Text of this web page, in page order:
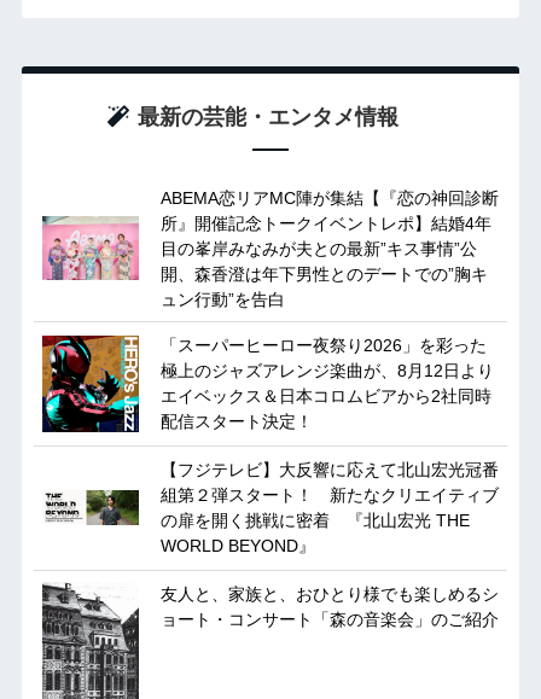
最新の芸能・エンタメ情報
ABEMA恋リアMC陣が集結【『恋の神回診断
所』開催記念トークイベントレポ】結婚4年
目の峯岸みなみが夫との最新”キス事情”公
開、森香澄は年下男性とのデートでの”胸キ
ュン行動”を告白
「スーパーヒーロー夜祭り2026」を彩った
極上のジャズアレンジ楽曲が、8月12日より
エイベックス＆日本コロムビアから2社同時
配信スタート決定！
【フジテレビ】大反響に応えて北山宏光冠番
組第２弾スタート！ 新たなクリエイティブ
の扉を開く挑戦に密着 『北山宏光 THE
WORLD BEYOND』
友人と、家族と、おひとり様でも楽しめるシ
ョート・コンサート「森の音楽会」のご紹介